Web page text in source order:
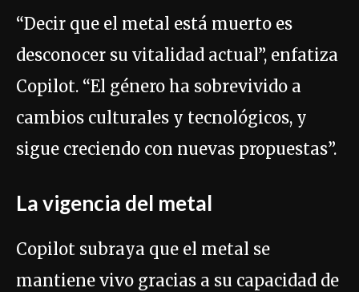
“Decir que el metal está muerto es
desconocer su vitalidad actual”, enfatiza
Copilot. “El género ha sobrevivido a
cambios culturales y tecnológicos, y
sigue creciendo con nuevas propuestas”.
La vigencia del metal
Copilot subraya que el metal se
mantiene vivo gracias a su capacidad de